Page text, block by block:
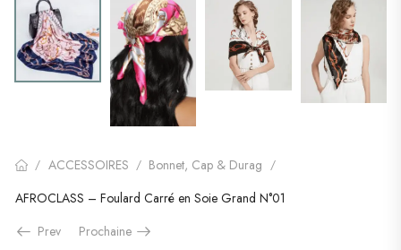
/ ACCESSOIRES / Bonnet, Cap & Durag /
AFROCLASS – Foulard Carré en Soie Grand N°01
Prev
Prochaine